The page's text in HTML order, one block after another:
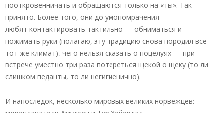
пооткровенничать и обращаются только на «ты». Так
принято. Более того, они до умопомрачения
любят контактировать тактильно — обниматься и
пожимать руки (полагаю, эту традицию снова породил все
тот же климат), чего нельзя сказать о поцелуях — при
встрече уместно три раза потереться щекой о щеку (то ли
слишком педанты, то ли негигиенично).
И напоследок, несколько мировых великих норвежцев: